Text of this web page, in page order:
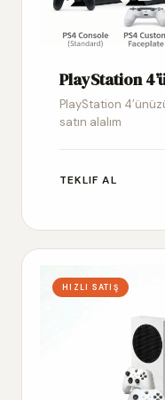
PlayStation
PlayStation
satın alalım
TEKLIF AL
HIZLI SATIŞ